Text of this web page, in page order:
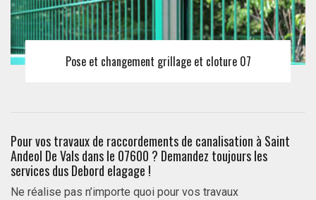
Pose et changement grillage et cloture 07
Pour vos travaux de raccordements de canalisation à Saint
Andeol De Vals dans le 07600 ? Demandez toujours les
services dus Debord elagage !
Ne réalise pas n’importe quoi pour vos travaux